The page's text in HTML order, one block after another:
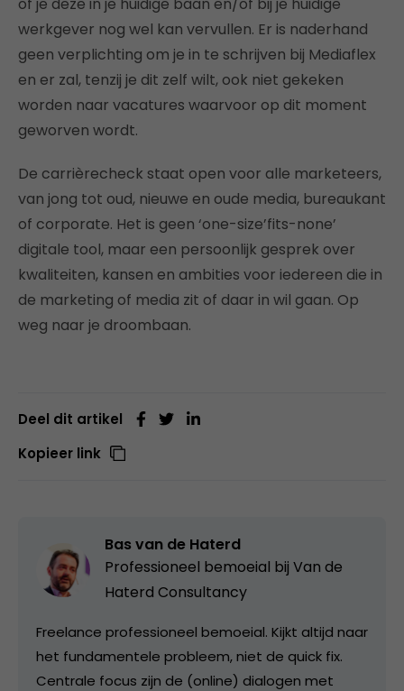
werkgever nog wel kan vervullen. Er is naderhand
geen verplichting om je in te schrijven bij Mediaflex
en er zal, tenzij je dit zelf wilt, ook niet gekeken
worden naar vacatures waarvoor op dit moment
geworven wordt.
De carrièrecheck staat open voor alle marketeers,
van jong tot oud, nieuwe en oude media, bureaukant
of corporate. Het is geen ‘one-size’fits-none’
digitale tool, maar een persoonlijk gesprek over
kwaliteiten, kansen en ambities voor iedereen die in
de marketing of media zit of daar in wil gaan. Op
weg naar je droombaan.
Deel dit artikel
Kopieer link
Bas van de Haterd
Professioneel bemoeial bij Van de
Haterd Consultancy
Freelance professioneel bemoeial. Kijkt altijd naar
het fundamentele probleem, niet de quick fix.
Centrale focus zijn de (online) dialogen met